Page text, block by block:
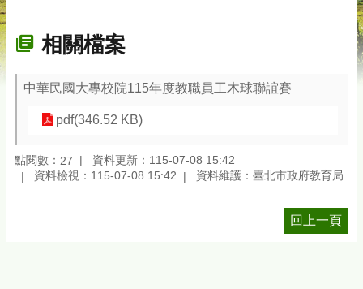
相關檔案
中華民國大專校院115年度教職員工木球聯誼賽
pdf(346.52 KB)
點閱數： 27
資料更新：115-07-08 15:42
資料檢視：115-07-08 15:42
資料維護：臺北市政府教育局
回上一頁